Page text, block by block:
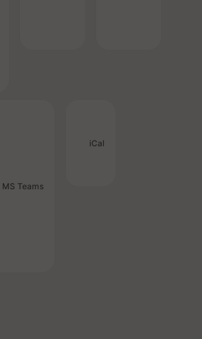
MS Teams
iCal